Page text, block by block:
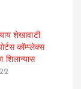
शेखावाटी
कॉम्प्लेक्स
शिलान्यास